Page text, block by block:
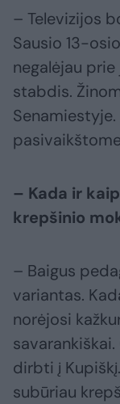
– Televizijos
Sausio 13-
negalėjau
stabdis.
Senamiestyje.
– Kada ir
krepšinio
– Baigus
variantas.
norėjosi
dirbti į
subūriau